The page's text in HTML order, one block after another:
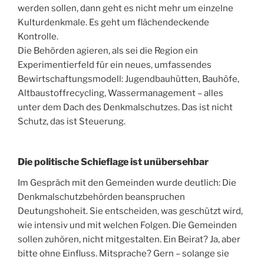
werden sollen, dann geht es nicht mehr um einzelne
Kulturdenkmale. Es geht um flächendeckende
Kontrolle.
Die Behörden agieren, als sei die Region ein
Experimentierfeld für ein neues, umfassendes
Bewirtschaftungsmodell: Jugendbauhütten, Bauhöfe,
Altbaustoffrecycling, Wassermanagement – alles
unter dem Dach des Denkmalschutzes. Das ist nicht
Schutz, das ist Steuerung.
Die politische Schieflage ist unübersehbar
Im Gespräch mit den Gemeinden wurde deutlich: Die
Denkmalschutzbehörden beanspruchen
Deutungshoheit. Sie entscheiden, was geschützt wird,
wie intensiv und mit welchen Folgen. Die Gemeinden
sollen zuhören, nicht mitgestalten. Ein Beirat? Ja, aber
bitte ohne Einfluss. Mitsprache? Gern – solange sie